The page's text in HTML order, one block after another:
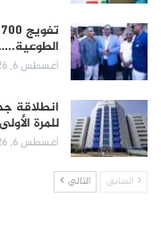
أغسطس 6, 2026
انطلاقة
للمرة الأولى
أغسطس 6, 2026
السابق التالي